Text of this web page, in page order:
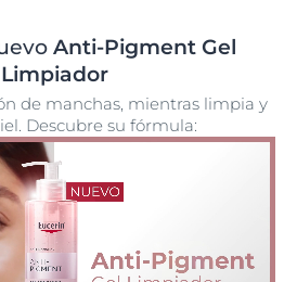
Anti-Pigment Gel
Limpiador
de manchas, mientras limpia y
Descubre su fórmula: